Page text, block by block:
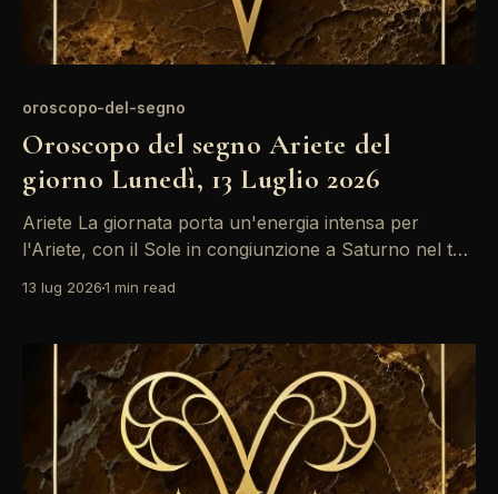
oroscopo-del-segno
Oroscopo del segno Ariete del
giorno Lunedì, 13 Luglio 2026
Ariete La giornata porta un'energia intensa per
l'Ariete, con il Sole in congiunzione a Saturno nel tuo
successo professionale e ti spinge a prendere
ambizioni con la tua salute mentale; concediti
momenti di
13 lug 20261 min read